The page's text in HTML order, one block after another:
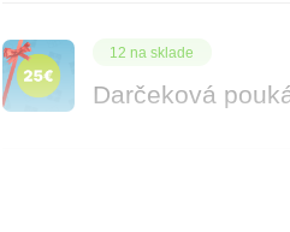
12 na sklade
Darčeková